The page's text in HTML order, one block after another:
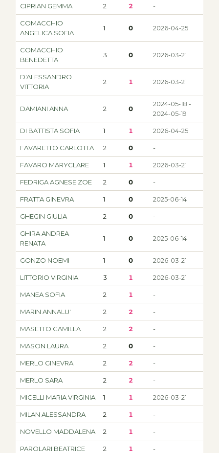
CIPRIAN GEMMA 2 2 -
COMACCHIO
ANGELICA SOFIA
1 0 2026-04-25
COMACCHIO
BENEDETTA
3 0 2026-03-21
D'ALESSANDRO
VITTORIA
2 1 2026-03-21
DAMIANI ANNA 2 0
2024-05-18 -
2024-05-19
DI BATTISTA SOFIA 1 1 2026-04-25
FAVARETTO CARLOTTA 2 0 -
FAVARO MARYCLARE 1 1 2026-03-21
FEDRIGA AGNESE ZOE 2 0 -
FRATTA GINEVRA 1 0 2025-06-14
GHEGIN GIULIA 2 0 -
GHIRA ANDREA
RENATA
1 0 2025-06-14
GONZO NOEMI 1 0 2026-03-21
LITTORIO VIRGINIA 3 1 2026-03-21
MANEA SOFIA 2 1 -
MARIN ANNALU' 2 2 -
MASETTO CAMILLA 2 2 -
MASON LAURA 2 0 -
MERLO GINEVRA 2 2 -
MERLO SARA 2 2 -
MICELLI MARIA VIRGINIA 1 1 2026-03-21
MILAN ALESSANDRA 2 1 -
NOVELLO MADDALENA 2 1 -
PAROLARI BEATRICE 2 1 -